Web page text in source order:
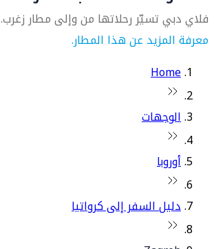
فلاي دبي تسيّر رحلاتها من وإلى مطار زغرب.
معرفة المزيد عن هذا المطار.
Home
الوجهات
أوروبا
دليل السفر إلى كرواتيا